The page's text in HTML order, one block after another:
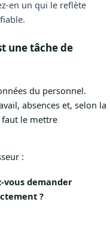
en un qui le reflète
une tâche de
du personnel.
absences et, selon la
le mettre
:
vous demander
?